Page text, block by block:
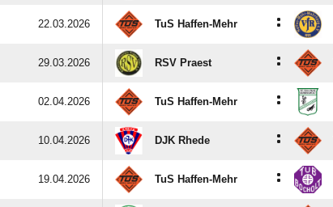
22.03.2026 TuS Haffen-Mehr :
29.03.2026 RSV Praest :
02.04.2026 TuS Haffen-Mehr :
10.04.2026 DJK Rhede :
19.04.2026 TuS Haffen-Mehr :